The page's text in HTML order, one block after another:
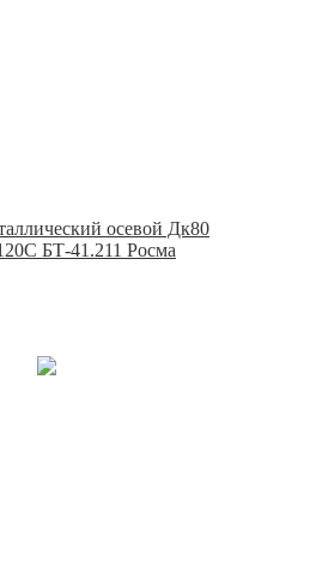
осевой Дк80
БТ-41.211 Росма